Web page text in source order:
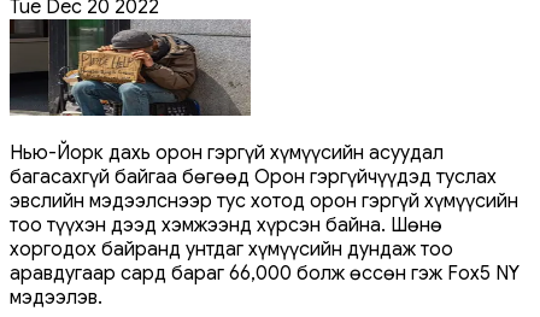
Tue Dec 20 2022
Нью-Йорк дахь орон гэргүй хүмүүсийн асуудал
багасахгүй байгаа бөгөөд Орон гэргүйчүүдэд туслах
эвслийн мэдээлснээр тус хотод орон гэргүй хүмүүсийн
тоо түүхэн дээд хэмжээнд хүрсэн байна. Шөнө
хоргодох байранд унтдаг хүмүүсийн дундаж тоо
аравдугаар сард бараг 66,000 болж өссөн гэж Fox5 NY
мэдээлэв.